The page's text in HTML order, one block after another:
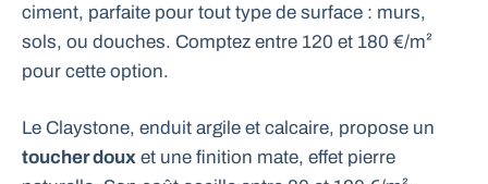
ciment, parfaite pour tout type de surface : murs,
sols, ou douches. Comptez entre 120 et 180 €/m²
pour cette option.
Le Claystone, enduit argile et calcaire, propose un
toucher doux et une finition mate, effet pierre